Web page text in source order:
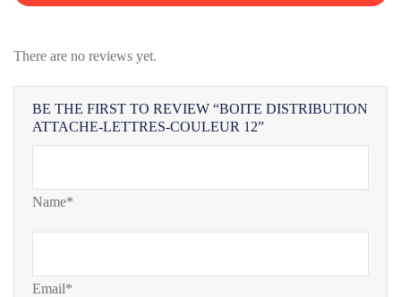
There are no reviews yet.
BE THE FIRST TO REVIEW “BOITE DISTRIBUTION
ATTACHE-LETTRES-COULEUR 12”
Name*
Email*